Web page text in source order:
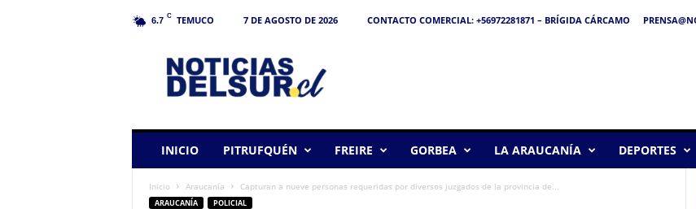
6.7 C TEMUCO 7 DE AGOSTO DE 2026 CONTACTO COMERCIAL: +56972281871 – BRÍGIDA CÁRCAMO
INICIO PITRUFQUÉN FREIRE GORBEA LA ARAUCANÍA DEPORTES
Inicio Araucanía Capturan a nueve personas requeridas por diversos juzgados de la provincia de...
ARAUCANÍA POLICIAL